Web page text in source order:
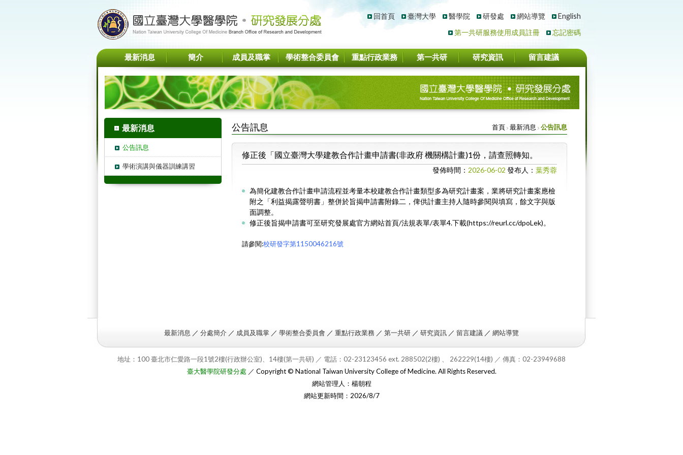
回首頁 臺灣大學 醫學院 研發處 網站導覽
English
第一共研服務使用成員註冊
忘記密碼
最新消息 簡介 成員及職掌 學術整合委員會 重點行政業務 第一共研 研究資訊 留言建議
最新消息
公告訊息
學術演講與儀器訓練講習
首頁 最新消息 公告訊息
公告訊息
修正後「國立臺灣大學建教合作計畫申請書(非政府 機關構計畫)1份，請查照轉知。
發佈時間： 2026-06-02 發布人： 葉秀蓉
為簡化建教合作計畫申請流程並考量本校建教合作計畫類型多為研究計畫案，業將研究計畫案應檢
附之「利益揭露聲明書」整併於旨揭申請書附錄二，俾供計畫主持人隨時參閱與填寫，餘文字與版
面調整。
修正後旨揭申請書可至研究發展處官方網站首頁/法規表單/表單4.下載(https://reurl.cc/dpoLek)。
請參閱:校研發字第1150046216號
最新消息 ／ 分處簡介 ／ 成員及職掌 ／ 學術整合委員會 ／ 重點行政業務 ／ 第一共研 ／ 研究資訊 ／ 留言建議 ／ 網站導覽
地址：100 臺北市仁愛路一段1號2樓(行政辦公室)、14樓(第一共研) ／ 電話：02-23123456 ext. 288502(2樓) 、 262229(14樓) ／ 傳真 ：02-23949688
臺大醫學院研發分處 ／ Copyright © National Taiwan University College of Medicine. All Rights Reserved.
網站管理人：楊朝程
網站更新時間：2026/8/7